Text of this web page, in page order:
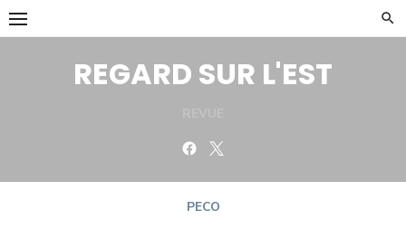
Skip
to
REGARD SUR L'EST
Facebook
PECO